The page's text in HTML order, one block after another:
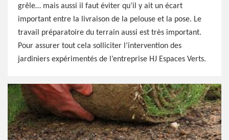
grêle… mais aussi il faut éviter qu’il y ait un écart
important entre la livraison de la pelouse et la pose. Le
travail préparatoire du terrain aussi est très important.
Pour assurer tout cela solliciter l’intervention des
jardiniers expérimentés de l’entreprise HJ Espaces Verts.